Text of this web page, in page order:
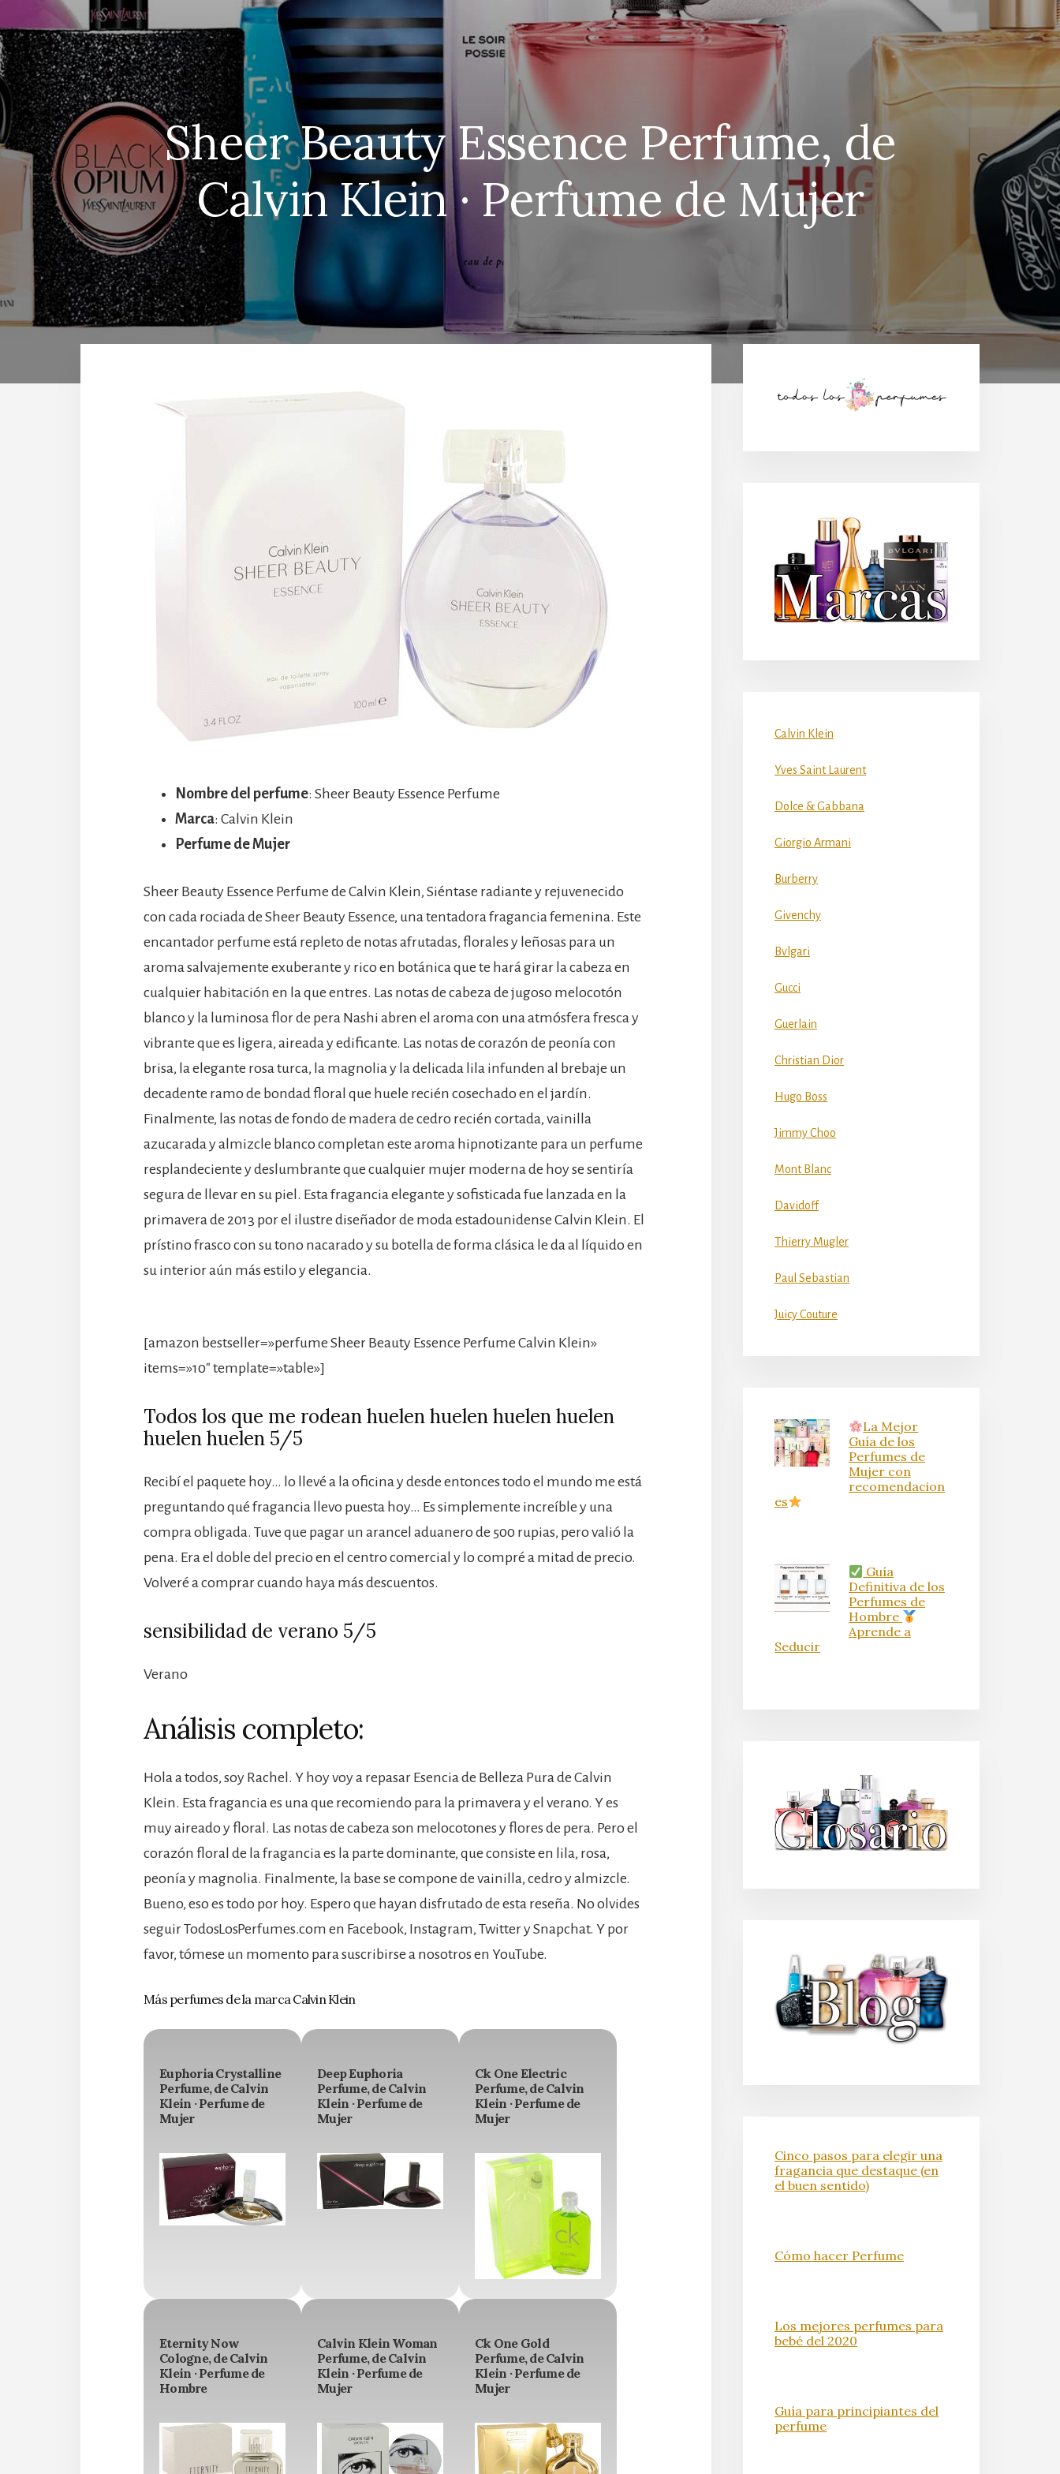
Sheer Beauty Essence Perfume, de
Calvin Klein · Perfume de Mujer
Nombre del perfume: Sheer Beauty Essence Perfume
Marca: Calvin Klein
Perfume de Mujer
Sheer Beauty Essence Perfume de Calvin Klein, Siéntase radiante y rejuvenecido
con cada rociada de Sheer Beauty Essence, una tentadora fragancia femenina. Este
encantador perfume está repleto de notas afrutadas, florales y leñosas para un
aroma salvajemente exuberante y rico en botánica que te hará girar la cabeza en
cualquier habitación en la que entres. Las notas de cabeza de jugoso melocotón
blanco y la luminosa flor de pera Nashi abren el aroma con una atmósfera fresca y
vibrante que es ligera, aireada y edificante. Las notas de corazón de peonía con
brisa, la elegante rosa turca, la magnolia y la delicada lila infunden al brebaje un
decadente ramo de bondad floral que huele recién cosechado en el jardín.
Finalmente, las notas de fondo de madera de cedro recién cortada, vainilla
azucarada y almizcle blanco completan este aroma hipnotizante para un perfume
resplandeciente y deslumbrante que cualquier mujer moderna de hoy se sentiría
segura de llevar en su piel. Esta fragancia elegante y sofisticada fue lanzada en la
primavera de 2013 por el ilustre diseñador de moda estadounidense Calvin Klein. El
prístino frasco con su tono nacarado y su botella de forma clásica le da al líquido en
su interior aún más estilo y elegancia.
[amazon bestseller=»perfume Sheer Beauty Essence Perfume Calvin Klein»
items=»10″ template=»table»]
Todos los que me rodean huelen huelen huelen huelen
huelen huelen 5/5
Recibí el paquete hoy… lo llevé a la oficina y desde entonces todo el mundo me está
preguntando qué fragancia llevo puesta hoy… Es simplemente increíble y una
compra obligada. Tuve que pagar un arancel aduanero de 500 rupias, pero valió la
pena. Era el doble del precio en el centro comercial y lo compré a mitad de precio.
Volveré a comprar cuando haya más descuentos.
sensibilidad de verano 5/5
Verano
Análisis completo:
Hola a todos, soy Rachel. Y hoy voy a repasar Esencia de Belleza Pura de Calvin
Klein. Esta fragancia es una que recomiendo para la primavera y el verano. Y es
muy aireado y floral. Las notas de cabeza son melocotones y flores de pera. Pero el
corazón floral de la fragancia es la parte dominante, que consiste en lila, rosa,
peonía y magnolia. Finalmente, la base se compone de vainilla, cedro y almizcle.
Bueno, eso es todo por hoy. Espero que hayan disfrutado de esta reseña. No olvides
seguir TodosLosPerfumes.com en Facebook, Instagram, Twitter y Snapchat. Y por
favor, tómese un momento para suscribirse a nosotros en YouTube.
Más perfumes de la marca Calvin Klein
Euphoria Crystalline
Perfume, de Calvin
Klein · Perfume de
Mujer
Deep Euphoria
Perfume, de Calvin
Klein · Perfume de
Mujer
Ck One Electric
Perfume, de Calvin
Klein · Perfume de
Mujer
Eternity Now
Cologne, de Calvin
Klein · Perfume de
Hombre
Calvin Klein Woman
Perfume, de Calvin
Klein · Perfume de
Mujer
Ck One Gold
Perfume, de Calvin
Klein · Perfume de
Mujer
lateral
Calvin Klein
Yves Saint Laurent
Dolce & Gabbana
Giorgio Armani
Burberry
Givenchy
Bvlgari
Gucci
Guerlain
Christian Dior
Hugo Boss
Jimmy Choo
Mont Blanc
Davidoff
Thierry Mugler
Paul Sebastian
Juicy Couture
La Mejor
Guía de los
Perfumes de
Mujer con
recomendacion
es
Guía
Definitiva de los
Perfumes de
Hombre
Aprende a
Seducir
Cinco pasos para elegir una
fragancia que destaque (en
el buen sentido)
Cómo hacer Perfume
Los mejores perfumes para
bebé del 2020
Guía para principiantes del
perfume